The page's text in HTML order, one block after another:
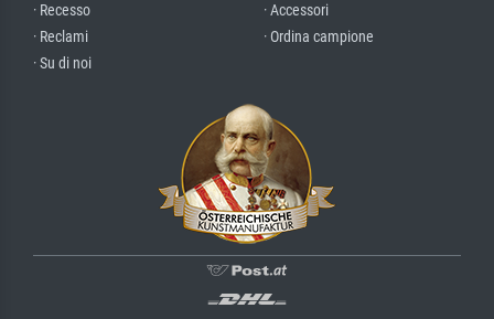
· Recesso
· Reclami
· Su di noi
· Accessori
· Ordina campione